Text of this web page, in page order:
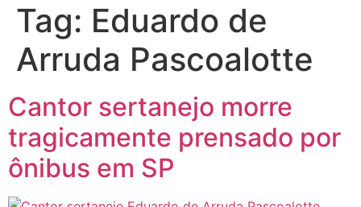
Tag: Eduardo de
Arruda Pascoalotte
Cantor sertanejo morre
tragicamente prensado por
ônibus em SP